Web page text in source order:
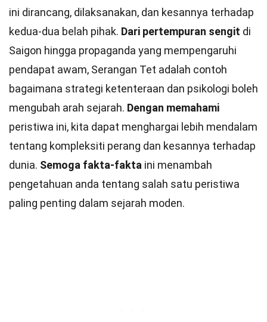
ini dirancang, dilaksanakan, dan kesannya terhadap
kedua-dua belah pihak. Dari pertempuran sengit di
Saigon hingga propaganda yang mempengaruhi
pendapat awam, Serangan Tet adalah contoh
bagaimana strategi ketenteraan dan psikologi boleh
mengubah arah sejarah. Dengan memahami
peristiwa ini, kita dapat menghargai lebih mendalam
tentang kompleksiti perang dan kesannya terhadap
dunia. Semoga fakta-fakta ini menambah
pengetahuan anda tentang salah satu peristiwa
paling penting dalam sejarah moden.